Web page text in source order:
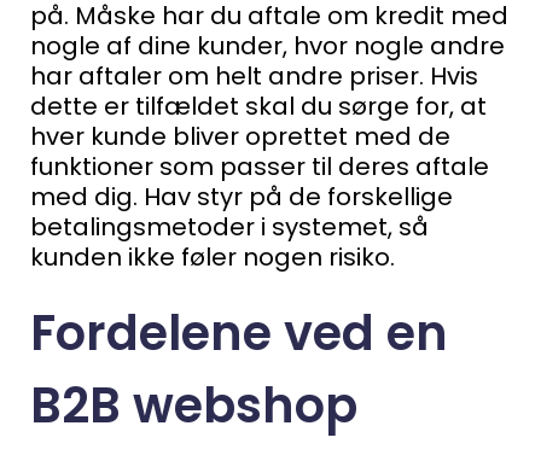
på. Måske har du aftale om kredit med
nogle af dine kunder, hvor nogle andre
har aftaler om helt andre priser. Hvis
dette er tilfældet skal du sørge for, at
hver kunde bliver oprettet med de
funktioner som passer til deres aftale
med dig. Hav styr på de forskellige
betalingsmetoder i systemet, så
kunden ikke føler nogen risiko.
Fordelene ved en
B2B webshop